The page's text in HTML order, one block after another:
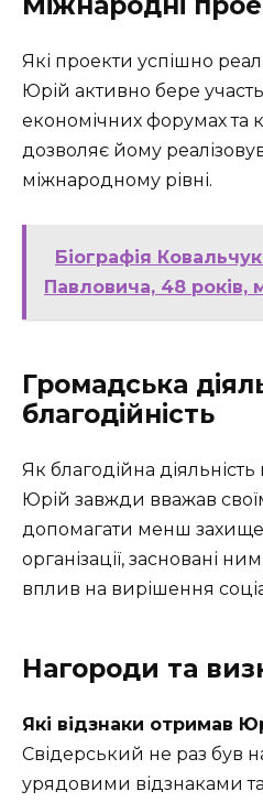
Які проекти успішно
Юрій активно бере
економічних форумах та
дозволяє йому
міжнародному рівні.
Біографія
Павловича, 48 років,
Громадська
благодійність
Як благодійна
Юрій завжди вважав
допомагати менш
організації, засновані
вплив на вирішення
Нагороди та
Які відзнаки отримав
Свідерський не раз був
урядовими відзнаками